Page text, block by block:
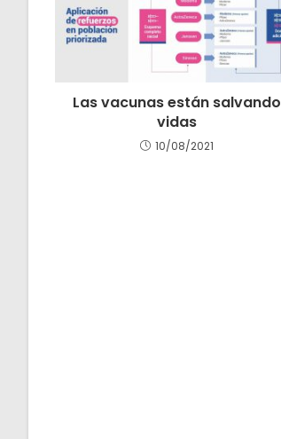
Las vacunas están salvando
vidas
10/08/2021